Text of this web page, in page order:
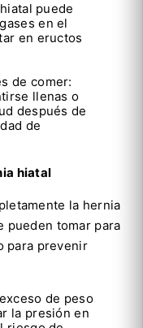
puede
en el
en eructos
de comer:
llenas o
después de
de
hiatal
la hernia
pueden tomar para
para prevenir
de peso
la presión en